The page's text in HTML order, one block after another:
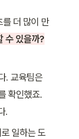
더 많이 만
수 있을까?
. 교육팀은
확인했죠.
.
일하는 도